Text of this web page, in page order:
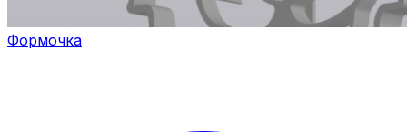
Формочка